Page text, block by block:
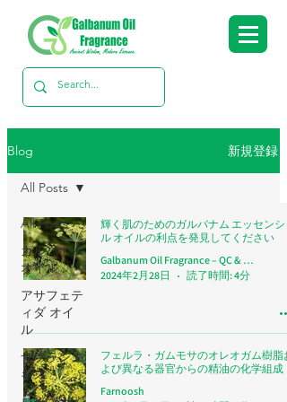
Blog 新規登録
All Posts
ガルバナム
オイル
アサフェテ
ィダ オイ
ル
サフランエ
キス
All Posts
輝く肌のためのガルバナム エッセンシ
ル オイルの利点を発見してください
Galbanum Oil Fragrance – QC & Research Team
2024年2月28日
読了時間: 4分
フェルラ・ガムモサのオレオガム樹脂お
よび異なる器官からの精油の化学組成
Farnoosh